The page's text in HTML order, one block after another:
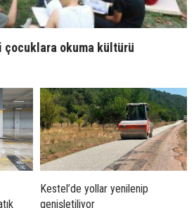
çocuklara okuma kültürü
Kestel’de yollar yenilenip
genişletiliyor